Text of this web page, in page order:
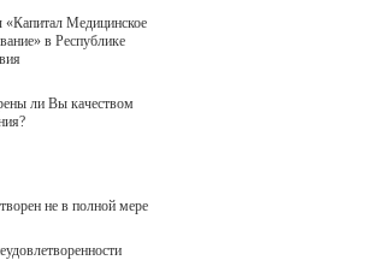
«Капитал Медицинское
в Республике
ли Вы качеством
не в полной мере